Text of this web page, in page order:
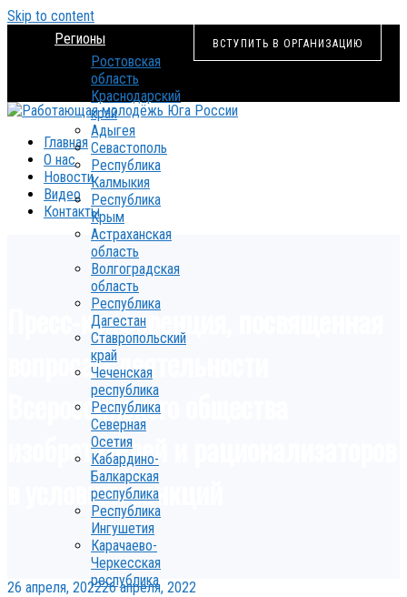
Skip to content
ВСТУПИТЬ В ОРГАНИЗАЦИЮ
Регионы
Ростовская
область
Краснодарский
край
Адыгея
Севастополь
Республика
Калмыкия
Республика
Крым
Астраханская
область
Волгоградская
область
Республика
Дагестан
Ставропольский
край
Чеченская
республика
Республика
Северная
Осетия
Кабардино-
Балкарская
республика
Республика
Ингушетия
Карачаево-
Черкесская
республика
Главная
О нас
Новости
Видео
Контакты
Пресс-конференция, посвященная
вопросам деятельности
Всероссийского общества
изобретателей и рационализаторов
в условиях санкций
26 апреля, 202226 апреля, 2022